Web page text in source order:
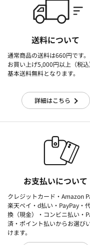
送料について
通常商品の送料は660円です。
お買い上げ5,000円以上（税
基本送料無料となります。
詳細はこちら
お支払いについて
クレジットカード・Amazon
楽天ぺイ・d払い・PayPay・
換（現金）・コンビニ払い・
済・ポイント払いからお選び
けます。